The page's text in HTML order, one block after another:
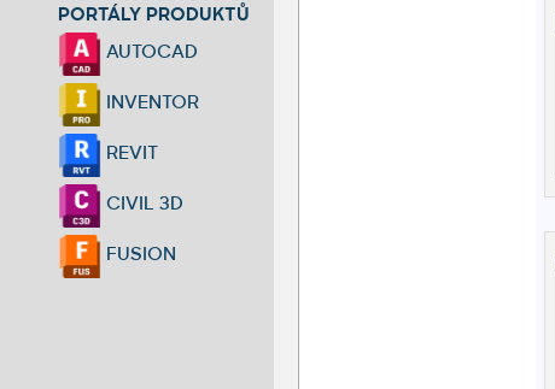
PORTÁLY PRODUKTŮ
AUTOCAD
INVENTOR
REVIT
CIVIL 3D
FUSION